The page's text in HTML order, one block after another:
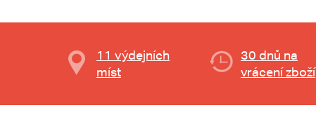
11 výdejních
míst
30 dnů na
vrácení zboží